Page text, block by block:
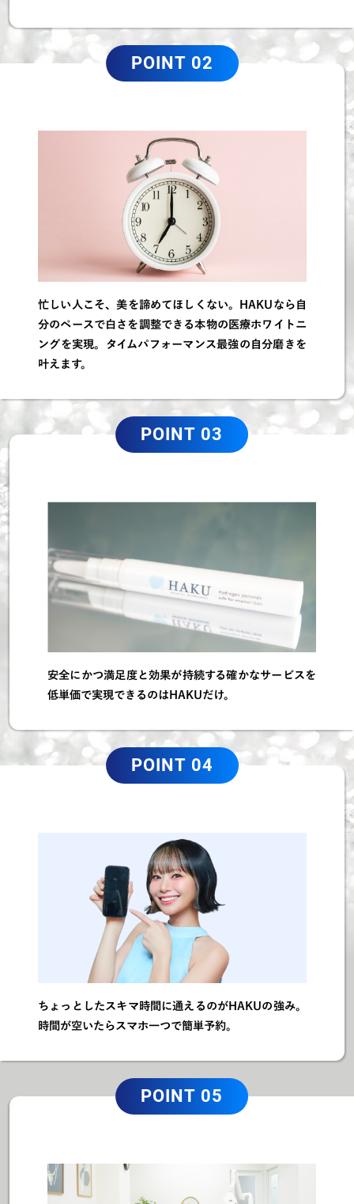
POINT 02
忙しい人こそ、美を諦めてほしくない。HAKUなら自
分のペースで白さを調整できる本物の医療ホワイトニ
ングを実現。タイムパフォーマンス最強の自分磨きを
叶えます。
POINT 03
安全にかつ満足度と効果が持続する確かなサービスを
低単価で実現できるのはHAKUだけ。
POINT 04
ちょっとしたスキマ時間に通えるのがHAKUの強み。
時間が空いたらスマホ一つで簡単予約。
POINT 05